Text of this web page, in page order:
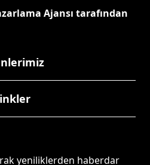
Ajansı tarafından
yeniliklerden haberdar